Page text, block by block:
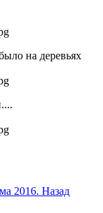
на деревьях
2016. Назад